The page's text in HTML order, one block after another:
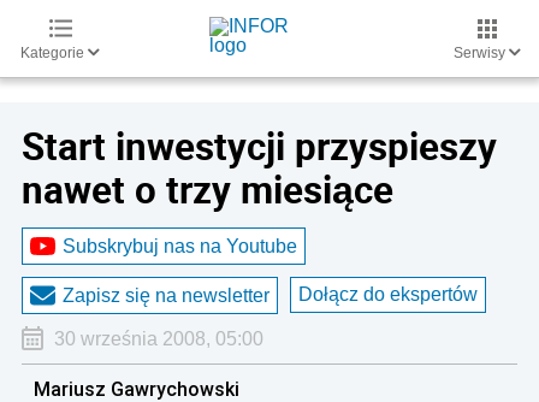
Kategorie Serwisy
Start inwestycji przyspieszy
nawet o trzy miesiące
Subskrybuj nas na Youtube
Zapisz się na newsletter Dołącz do ekspertów
30 września 2008, 05:00
Mariusz Gawrychowski